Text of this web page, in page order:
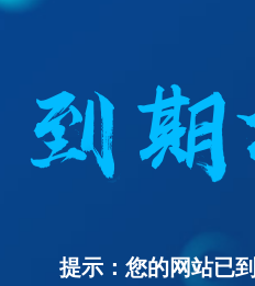
提示：您的网站已